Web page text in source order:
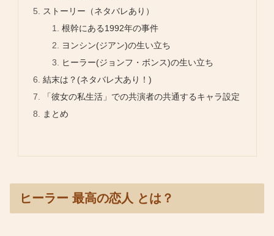
ストーリー（ネタバレあり）
根幹にある1992年の事件
ヨンシン(ジアン)の生い立ち
ヒーラー(ジョンフ・ボンス)の生い立ち
結末は？(ネタバレ大あり！)
「彼女の私生活」での共演者の共通するキャラ設定
まとめ
ヒーラー 最高の恋人 とは？